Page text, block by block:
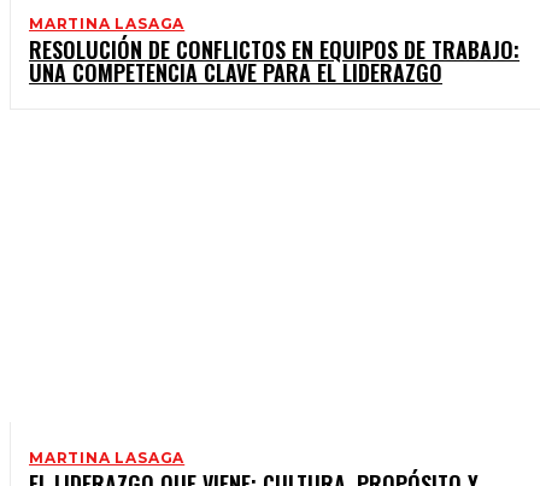
MARTINA LASAGA
RESOLUCIÓN DE CONFLICTOS EN EQUIPOS DE TRABAJO:
UNA COMPETENCIA CLAVE PARA EL LIDERAZGO
MARTINA LASAGA